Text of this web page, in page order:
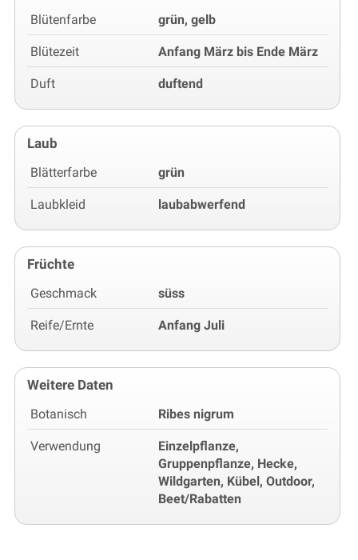
Blütenfarbe grün, gelb
Blütezeit Anfang März bis Ende März
Duft duftend
Laub
Blätterfarbe grün
Laubkleid laubabwerfend
Früchte
Geschmack süss
Reife/Ernte Anfang Juli
Weitere Daten
Botanisch Ribes nigrum
Verwendung
Einzelpflanze,
Gruppenpflanze, Hecke,
Wildgarten, Kübel, Outdoor,
Beet/Rabatten